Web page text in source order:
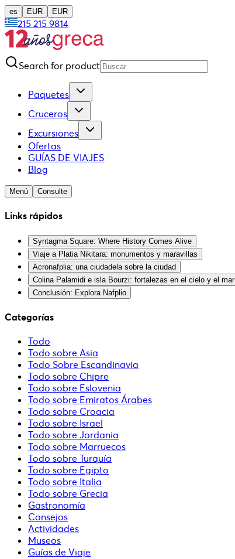
es EUR EUR
215 215 9814
Search for product
Paquetes
Cruceros
Excursiones
Ofertas
GUÍAS DE VIAJES
Blog
Menú Consulte
Links rápidos
Syntagma Square: Where History Comes Alive
Viaje a Platia Nikitara: monumentos y maravillas
Acronafplia: una ciudadela sobre la ciudad
Colina Palamidi e isla Bourzi: fortalezas en el cielo y el mar
Conclusión: Explora Nafplio
Categorías
Todo
Todo sobre Asia
Todo Sobre Escandinavia
Todo sobre Chipre
Todo sobre Eslovenia
Todo sobre Emiratos Árabes
Todo sobre Croacia
Todo sobre Israel
Todo sobre Jordania
Todo sobre Marruecos
Todo sobre Turquía
Todo sobre Egipto
Todo sobre Italia
Todo sobre Grecia
Gastronomía
Consejos
Actividades
Museos
Guías de Viaje